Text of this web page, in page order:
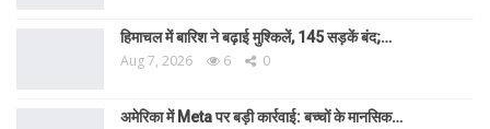
हिमाचल में बारिश ने बढ़ाई मुश्किलें, 145 सड़कें बंद;…
Aug 7, 2026 6 0
अमेरिका में Meta पर बड़ी कार्रवाई: बच्चों के मानसिक…